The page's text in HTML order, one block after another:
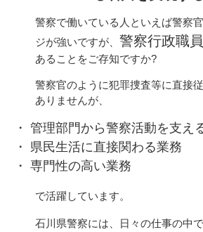
警察で働いている人といえば警察
ジが強いですが、 警察行政職員
あることをご存知ですか?
警察官のように犯罪捜査等に直接
ありませんが、
・ 管理部門から警察活動を支え
・ 県民生活に直接関わる業務
・ 専門性の高い業務
で活躍しています。
石川県警察には、日々の仕事の中